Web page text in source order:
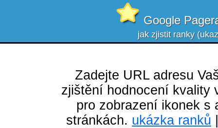
Google
jak zjistit ranky
Zadejte URL adresu
zjištění hodnocení kvality
pro zobrazení ikonek s
stránkách. ukázka ranků